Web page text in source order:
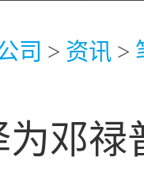
司 > 资讯 >
为邓